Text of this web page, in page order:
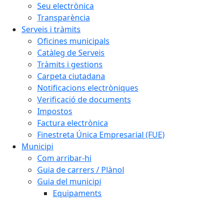
Seu electrònica
Transparència
Serveis i tràmits
Oficines municipals
Catàleg de Serveis
Tràmits i gestions
Carpeta ciutadana
Notificacions electròniques
Verificació de documents
Impostos
Factura electrònica
Finestreta Única Empresarial (FUE)
Municipi
Com arribar-hi
Guia de carrers / Plànol
Guia del municipi
Equipaments